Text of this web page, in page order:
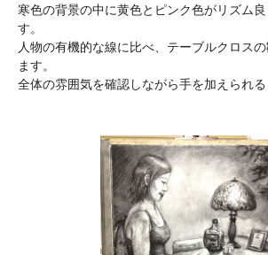
寒色の背景の中に黄色とピンク色がリズム
す。
人物の有機的な線に比べ、テーブルクロス
ます。
全体の雰囲気を確認しながら手を加えられる